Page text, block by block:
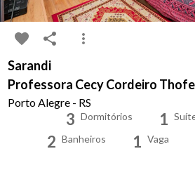
Sarandi
Professora Cecy Cordeiro
Porto Alegre - RS
3 Dormitórios 1
2 Banheiros 1 Vaga